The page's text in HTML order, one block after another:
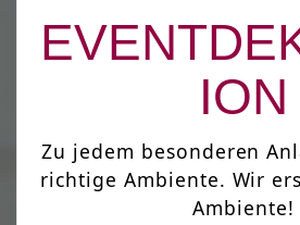
ION
Zu jedem besonderen
richtige Ambiente. Wir
Ambiente!